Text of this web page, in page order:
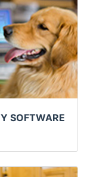
SOFTWARE